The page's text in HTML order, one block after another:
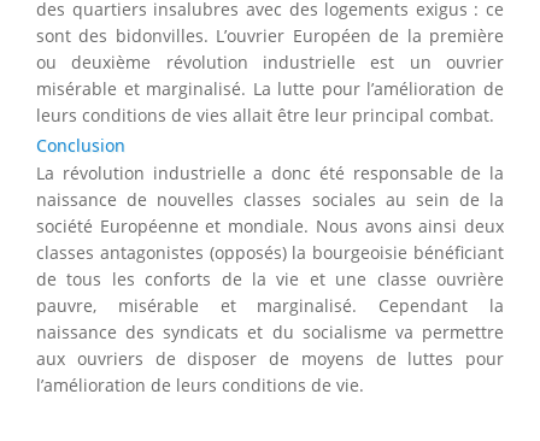
des quartiers insalubres avec des logements exigus : ce
sont des bidonvilles. L’ouvrier Européen de la première
ou deuxième révolution industrielle est un ouvrier
misérable et marginalisé. La lutte pour l’amélioration de
leurs conditions de vies allait être leur principal combat.
Conclusion
La révolution industrielle a donc été responsable de la
naissance de nouvelles classes sociales au sein de la
société Européenne et mondiale. Nous avons ainsi deux
classes antagonistes (opposés) la bourgeoisie bénéficiant
de tous les conforts de la vie et une classe ouvrière
pauvre, misérable et marginalisé. Cependant la
naissance des syndicats et du socialisme va permettre
aux ouvriers de disposer de moyens de luttes pour
l’amélioration de leurs conditions de vie.